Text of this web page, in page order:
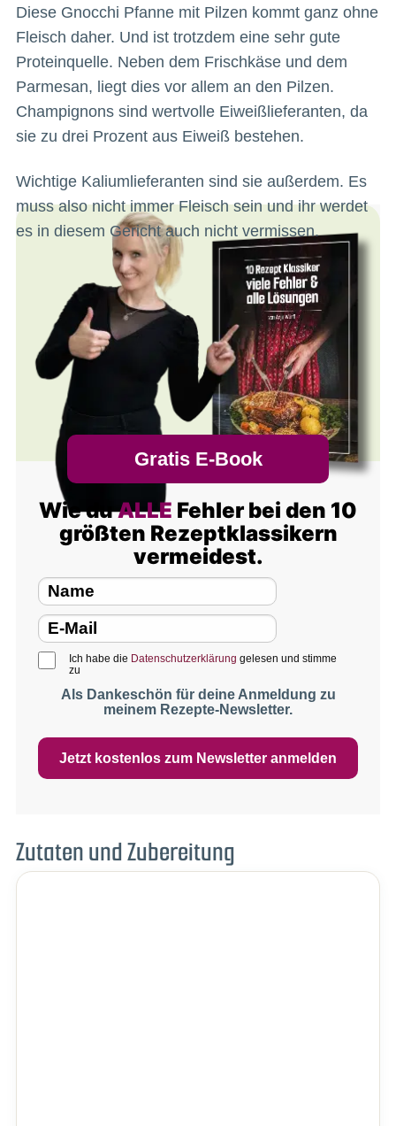
Diese Gnocchi Pfanne mit Pilzen kommt ganz ohne
Fleisch daher. Und ist trotzdem eine sehr gute
Proteinquelle. Neben dem Frischkäse und dem
Parmesan, liegt dies vor allem an den Pilzen.
Champignons sind wertvolle Eiweißlieferanten, da
sie zu drei Prozent aus Eiweiß bestehen.
Wichtige Kaliumlieferanten sind sie außerdem. Es
muss also nicht immer Fleisch sein und ihr werdet
es in diesem Gericht auch nicht vermissen.
Gratis E-Book
Wie duALLE Fehler bei den 10
größten Rezeptklassikern
vermeidest.
Ich habe die Datenschutzerklärung gelesen und stimme
zu
Als Dankeschön für deine Anmeldung zu
meinem Rezepte-Newsletter.
Jetzt kostenlos zum Newsletter anmelden
Zutaten und Zubereitung